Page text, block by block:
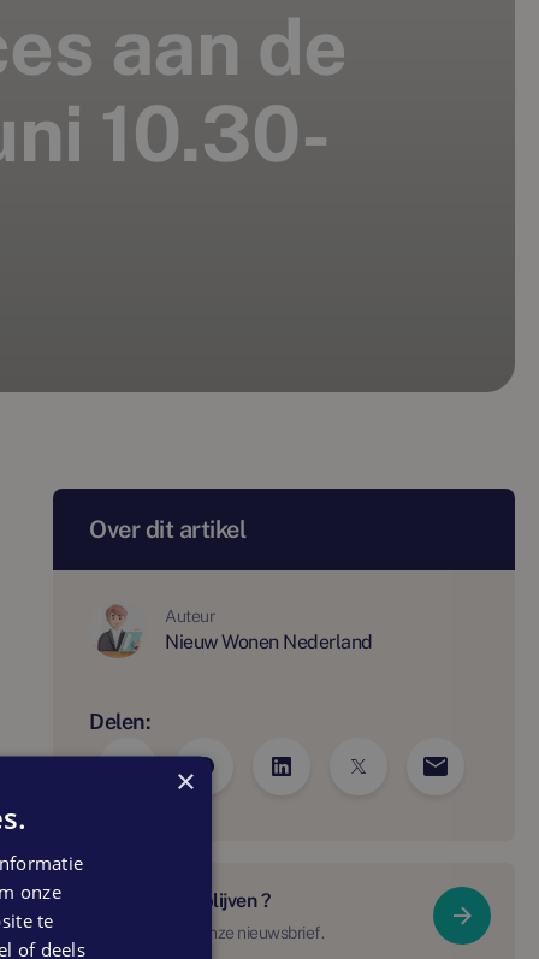
aan de
10.30-
Over dit artikel
Auteur
Nieuw Wonen Nederland
Delen:
Op de hoogte blijven ?
Schrijf je in voor onze nieuwsbrief.
×
onze
te
of deels